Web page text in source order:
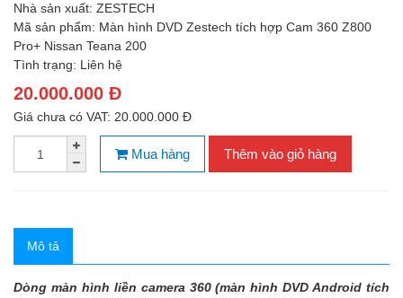
Nhà sản xuất: ZESTECH
Mã sản phẩm: Màn hình DVD Zestech tích hợp Cam 360 Z800
Pro+ Nissan Teana 200
Tình trạng: Liên hệ
20.000.000 Đ
Giá chưa có VAT: 20.000.000 Đ
Mua hàng Thêm vào giỏ hàng
Mô tả
Dòng màn hình liền camera 360 (màn hình DVD Android tích